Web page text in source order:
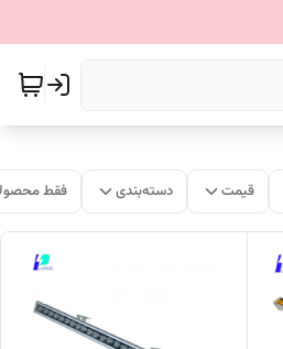
قیمت دسته‌بندی فقط